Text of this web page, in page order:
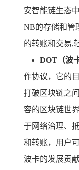
安智能链生态
NB的存储和管
的转账和交易,
DOT（波卡
作协议，它的
打破区块链之
容的区块链世
于网络治理、
和转账，用户
波卡的发展贡